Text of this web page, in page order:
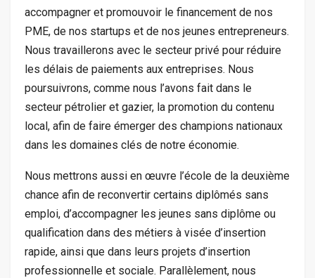
accompagner et promouvoir le financement de nos
PME, de nos startups et de nos jeunes entrepreneurs.
Nous travaillerons avec le secteur privé pour réduire
les délais de paiements aux entreprises. Nous
poursuivrons, comme nous l’avons fait dans le
secteur pétrolier et gazier, la promotion du contenu
local, afin de faire émerger des champions nationaux
dans les domaines clés de notre économie.
Nous mettrons aussi en œuvre l’école de la deuxième
chance afin de reconvertir certains diplômés sans
emploi, d’accompagner les jeunes sans diplôme ou
qualification dans des métiers à visée d’insertion
rapide, ainsi que dans leurs projets d’insertion
professionnelle et sociale. Parallèlement, nous